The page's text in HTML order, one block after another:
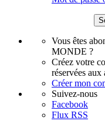
Vous êtes
MONDE ?
Créez votre
réservées aux
Créer mon
Suivez-nous
Facebook
Flux RSS